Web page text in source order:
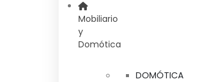
Mobiliario
y
Domótica
DOMÓTICA